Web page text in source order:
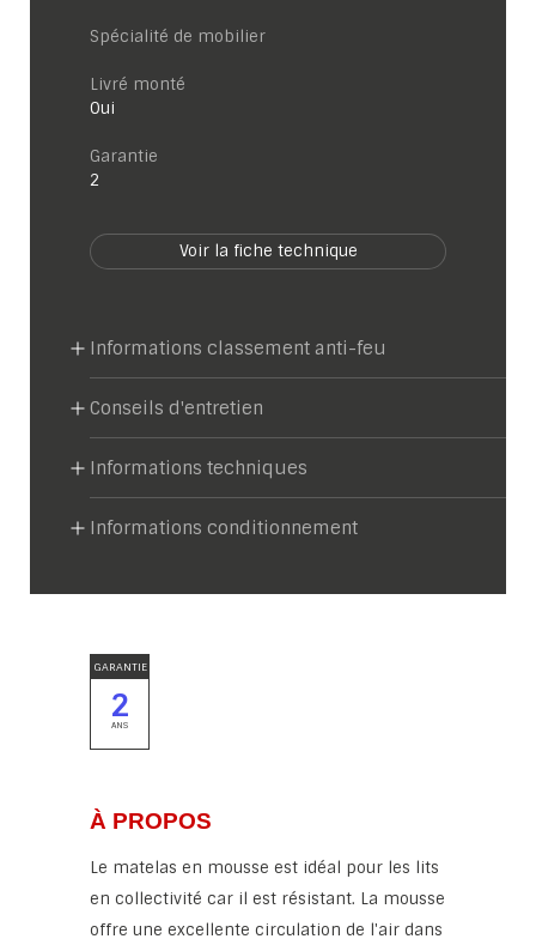
Spécialité de mobilier
Livré monté
Oui
garantie
2
Voir la fiche technique
Informations classement anti-feu
Conseils d'entretien
Informations techniques
Informations conditionnement
GARANTIE
2
ANS
À PROPOS
Le matelas en mousse est idéal pour les lits
en collectivité car il est résistant. La mousse
offre une excellente circulation de l'air dans